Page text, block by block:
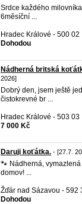
Srdce každého
6měsíční ...
Hradec Králové - 500 02
Dohodou
Nádherná britská
2026]
Dobrý den, jsem ještě
čistokrevné br ...
Hradec Králové - 503 03
7 000 Kč
Daruji koťátka. - [27.7.
🐾 Nádherná,
domov! ...
Žďár nad Sázavou - 592
Dohodou